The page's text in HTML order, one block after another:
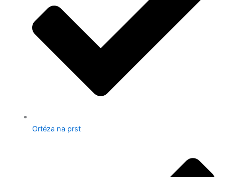
Ortéza na prst